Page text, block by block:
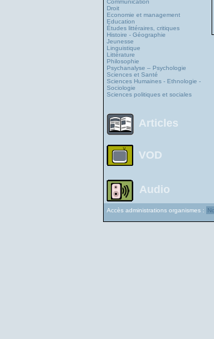
Droit
Economie et management
Education
Études littéraires, critiques
Histoire - Géographie
Jeunesse
Linguistique
Littérature
Philosophie
Psychanalyse – Psychologie
Sciences et Santé
Sciences Humaines - Ethnologie -
Sociologie
Sciences politiques et sociales
Articles
VOD
Audio
Accès administrations organismes :